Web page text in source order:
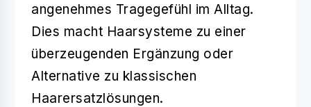
angenehmes Tragegefühl im Alltag.
Dies macht Haarsysteme zu einer
überzeugenden Ergänzung oder
Alternative zu klassischen
Haarersatzlösungen.